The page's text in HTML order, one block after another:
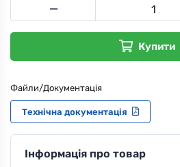
Купити
Файли/Документація
Технічна документація
Інформація про товар